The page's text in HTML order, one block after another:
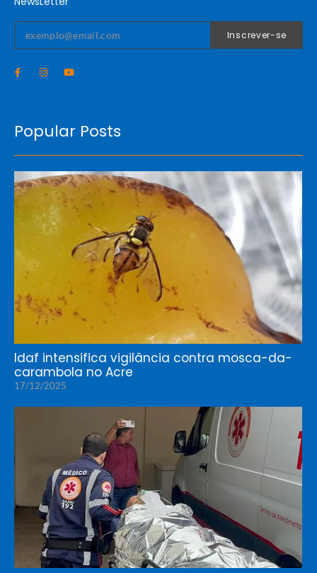
Inscrever-se
Popular Posts
Idaf intensifica vigilância contra mosca-da-
carambola no Acre
17/12/2025